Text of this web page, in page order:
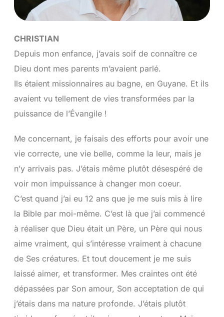
CHRISTIAN
Depuis mon enfance, j’avais soif de connaître ce
Dieu dont mes parents m’avaient parlé.
Ils étaient missionnaires au bagne, en Guyane. Et ils
avaient vu tellement de vies transformées par la
puissance de l’Évangile !
Me concernant, je faisais des efforts pour avoir une
vie correcte, une vie belle, comme la leur, mais je
n’y arrivais pas. J’étais même plutôt désespéré de
voir mon impuissance à changer mon coeur.
C’est quand j’ai eu 12 ans que je me suis mis à lire
la Bible par moi-même. C’est là que j’ai commencé
à réaliser que Dieu était un Père, un Père qui nous
aime vraiment, qui s’intéresse vraiment à chacune
de Ses créatures. Et tout doucement je me suis
laissé aimer, et transformer. Mes craintes ont été
dépassées par Son amour, Son acceptation de qui
j’étais dans ma nature profonde. J’étais plutôt